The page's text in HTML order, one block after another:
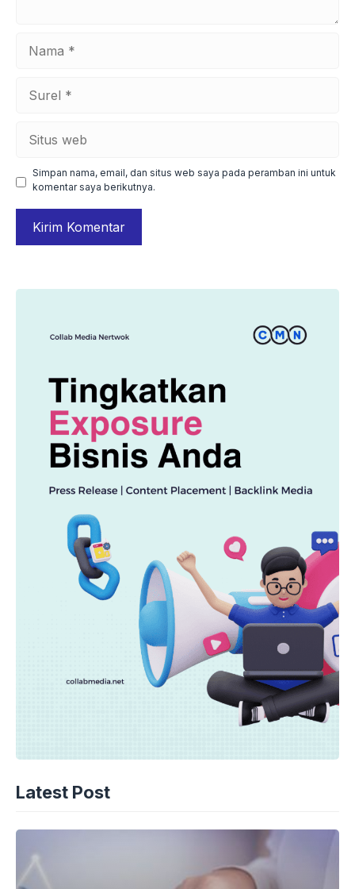
web
Simpan nama, email, dan situs web saya pada peramban ini untuk
komentar saya berikutnya.
Latest Post